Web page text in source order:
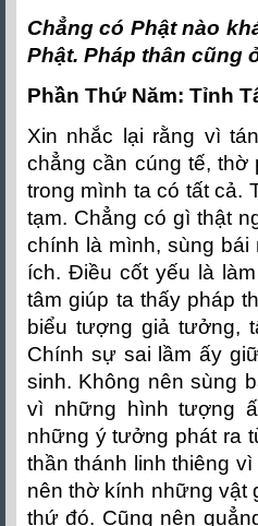
Chẳng có Phật nào
Phật. Pháp thân cũng
Phần Thứ Năm: Tỉnh
Xin nhắc lại rằng vì
chẳng cần cúng tế,
trong mình ta có tất cả.
tạm. Chẳng có gì thật
chính là mình, sùng
ích. Ðiều cốt yếu là
tâm giúp ta thấy pháp
biểu tượng giả tưởng,
Chính sự sai lầm ấy
sinh. Không nên sùng
vì những hình tượng
những ý tưởng phát ra
thần thánh linh thiêng
nên thờ kính những vật
thứ đó. Cũng nên